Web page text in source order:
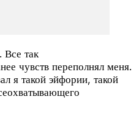
Все так
чувств переполнял меня.
я такой эйфории, такой